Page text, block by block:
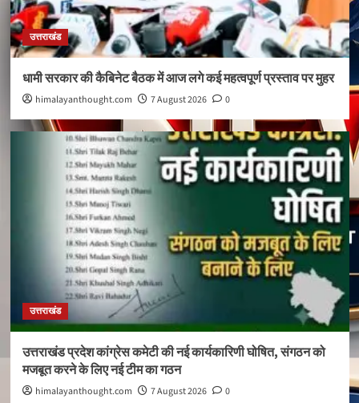
उत्तराखंड
धामी सरकार की कैबिनेट बैठक में आज लगे कई महत्वपूर्ण प्रस्ताव पर मुहर
himalayanthought.com 7 August 2026 0
उत्तराखंड
उत्तराखंड प्रदेश कांग्रेस कमेटी की नई कार्यकारिणी घोषित, संगठन को
मजबूत करने के लिए नई टीम का गठन
himalayanthought.com 7 August 2026 0